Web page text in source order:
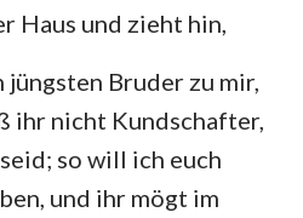
Haus und zieht hin,
Bruder zu mir,
ihr nicht Kundschafter,
so will ich euch
und ihr mögt im